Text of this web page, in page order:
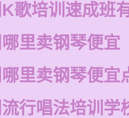
歌培训速成班
里卖钢琴便宜
里卖钢琴便宜
行唱法培训学